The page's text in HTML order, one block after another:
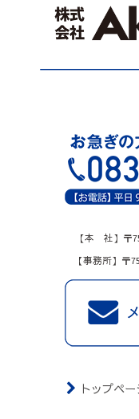
【本 社】〒
【事務所】〒
トップペー